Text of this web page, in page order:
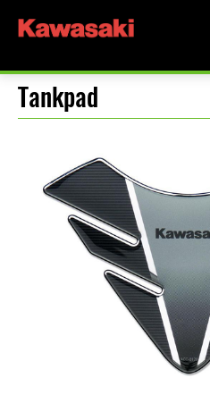
Tankpad